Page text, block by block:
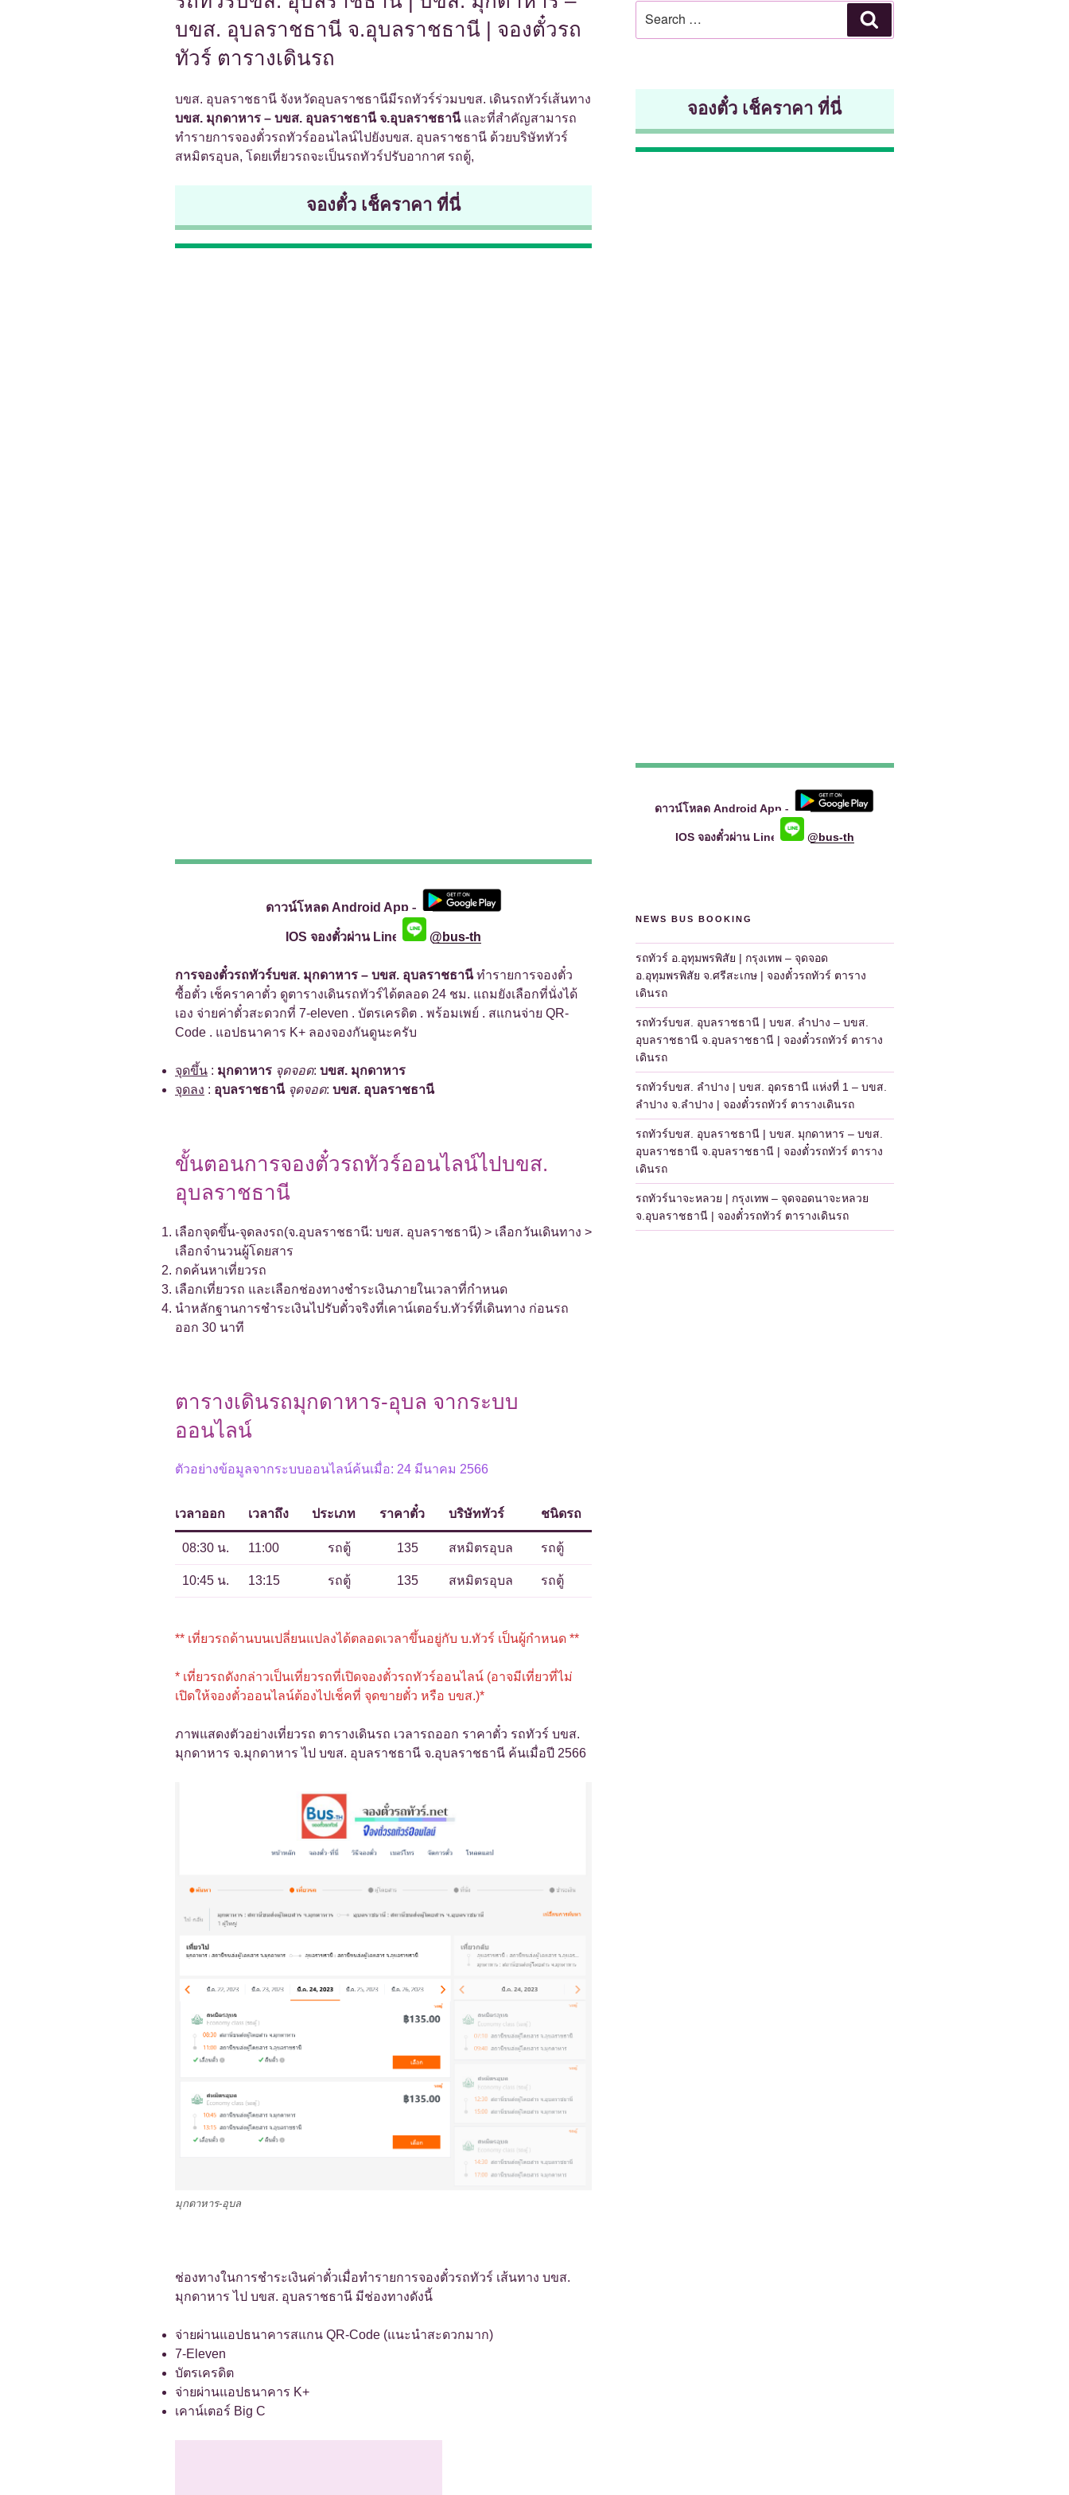
บขส. อุบลราชธานี จ.อุบลราชธานี | จองตั๋วรถ
ทัวร์ ตารางเดินรถ
บขส. อุบลราชธานี จังหวัดอุบลราชธานีมีรถทัวร์ร่วมบขส. เดินรถทัวร์เส้นทาง
บขส. มุกดาหาร – บขส. อุบลราชธานี จ.อุบลราชธานีและที่สำคัญสามารถ
ทำรายการจองตั๋วรถทัวร์ออนไลน์ไปยังบขส. อุบลราชธานี ด้วยบริษัททัวร์
สหมิตรอุบล, โดยเที่ยวรถจะเป็นรถทัวร์ปรับอากาศ รถตู้,
จองตั๋ว เช็คราคา ที่นี่
ดาวน์โหลด Android App –
IOS จองตั๋วผ่าน Line @bus-th
การจองตั๋วรถทัวร์บขส. มุกดาหาร – บขส. อุบลราชธานีทำรายการจองตั๋ว
ซื้อตั๋ว เช็คราคาตั๋ว ดูตารางเดินรถทัวร์ได้ตลอด 24 ชม. แถมยังเลือกที่นั่งได้
เอง จ่ายค่าตั๋วสะดวกที่ 7-eleven . บัตรเครดิต . พร้อมเพย์ . สแกนจ่าย QR-
Code . แอปธนาคาร K+ ลองจองกันดูนะครับ
จุดขึ้น : มุกดาหาร จุดจอด: บขส. มุกดาหาร
จุดลง : อุบลราชธานี จุดจอด: บขส. อุบลราชธานี
ขั้นตอนการจองตั๋วรถทัวร์ออนไลน์ไปบขส.
อุบลราชธานี
เลือกจุดขึ้น-จุดลงรถ(จ.อุบลราชธานี: บขส. อุบลราชธานี) > เลือกวันเดินทาง >
เลือกจำนวนผู้โดยสาร
กดค้นหาเที่ยวรถ
เลือกเที่ยวรถ และเลือกช่องทางชำระเงินภายในเวลาที่กำหนด
นำหลักฐานการชำระเงินไปรับตั๋วจริงที่เคาน์เตอร์บ.ทัวร์ที่เดินทาง ก่อนรถ
ออก 30 นาที
ตารางเดินรถมุกดาหาร-อุบล จากระบบ
ออนไลน์
ตัวอย่างข้อมูลจากระบบออนไลน์ค้นเมื่อ: 24 มีนาคม 2566
เวลาออก เวลาถึง ประเภท ราคาตั๋ว บริษัททัวร์ ชนิดรถ
08:30 น. 11:00 รถตู้ 135 สหมิตรอุบล รถตู้
10:45 น. 13:15 รถตู้ 135 สหมิตรอุบล รถตู้
** เที่ยวรถด้านบนเปลี่ยนแปลงได้ตลอดเวลาขึ้นอยู่กับ บ.ทัวร์ เป็นผู้กำหนด **
* เที่ยวรถดังกล่าวเป็นเที่ยวรถที่เปิดจองตั๋วรถทัวร์ออนไลน์ (อาจมีเที่ยวที่ไม่
เปิดให้จองตั๋วออนไลน์ต้องไปเช็คที่ จุดขายตั๋ว หรือ บขส.)*
ภาพแสดงตัวอย่างเที่ยวรถ ตารางเดินรถ เวลารถออก ราคาตั๋ว รถทัวร์ บขส.
มุกดาหาร จ.มุกดาหาร ไป บขส. อุบลราชธานี จ.อุบลราชธานี ค้นเมื่อปี 2566
มุกดาหาร-อุบล
ช่องทางในการชำระเงินค่าตั๋วเมื่อทำรายการจองตั๋วรถทัวร์ เส้นทาง บขส.
มุกดาหาร ไป บขส. อุบลราชธานี มีช่องทางดังนี้
จ่ายผ่านแอปธนาคารสแกน QR-Code (แนะนำสะดวกมาก)
7-Eleven
บัตรเครดิต
จ่ายผ่านแอปธนาคาร K+
เคาน์เตอร์ Big C
for:
จองตั๋ว เช็คราคา ที่นี่
ดาวน์โหลด Android App –
IOS จองตั๋วผ่าน Line @bus-th
NEWS BUS BOOKING
รถทัวร์ อ.อุทุมพรพิสัย | กรุงเทพ – จุดจอด
อ.อุทุมพรพิสัย จ.ศรีสะเกษ | จองตั๋วรถทัวร์ ตาราง
เดินรถ
รถทัวร์บขส. อุบลราชธานี | บขส. ลำปาง – บขส.
อุบลราชธานี จ.อุบลราชธานี | จองตั๋วรถทัวร์ ตาราง
เดินรถ
รถทัวร์บขส. ลำปาง | บขส. อุดรธานี แห่งที่ 1 – บขส.
ลำปาง จ.ลำปาง | จองตั๋วรถทัวร์ ตารางเดินรถ
รถทัวร์บขส. อุบลราชธานี | บขส. มุกดาหาร – บขส.
อุบลราชธานี จ.อุบลราชธานี | จองตั๋วรถทัวร์ ตาราง
เดินรถ
รถทัวร์นาจะหลวย | กรุงเทพ – จุดจอดนาจะหลวย
จ.อุบลราชธานี | จองตั๋วรถทัวร์ ตารางเดินรถ